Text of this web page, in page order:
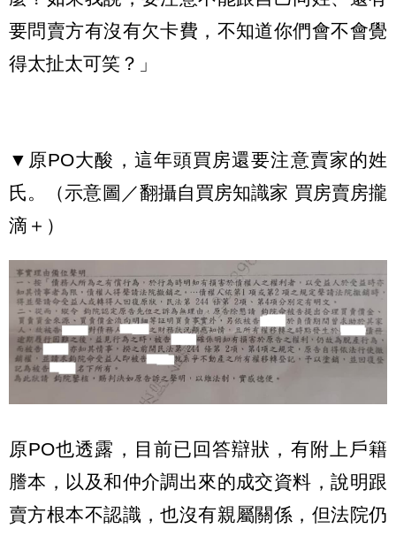
要問賣方有沒有欠卡費，不知道你們會不會覺
得太扯太可笑？」
▼原PO大酸，這年頭買房還要注意賣家的姓
氏。（示意圖／翻攝自買房知識家 買房賣房攏
滴＋）
原PO也透露，目前已回答辯狀，有附上戶籍
謄本，以及和仲介調出來的成交資料，說明跟
賣方根本不認識，也沒有親屬關係，但法院仍